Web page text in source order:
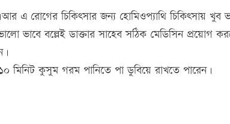
এ রোগের চিকিৎসার জন্য হোমিওপ্যাথি চিকিৎসায় খুব
ভাবে বল্লেই ডাক্তার সাহেব সঠিক মেডিসিন প্রয়োগ
মিনিট কুসুম গরম পানিতে পা ডুবিয়ে রাখতে পারেন।